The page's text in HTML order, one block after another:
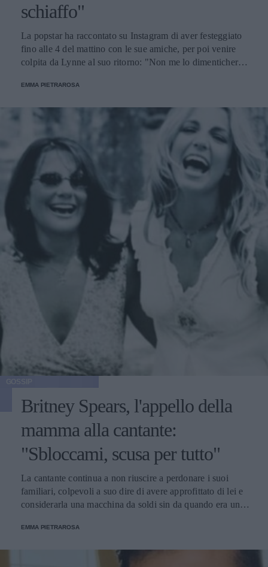
schiaffo"
La popstar ha raccontato su Instagram di aver festeggiato
fino alle 4 del mattino con le sue amiche, per poi venire
colpita da Lynne al suo ritorno: "Non me lo dimenticherò
EMMA PIETRAROSA
Britney Spears, l'appello della
mamma alla cantante:
"Sbloccami, scusa per tutto"
La cantante continua a non riuscire a perdonare i suoi
familiari, colpevoli a suo dire di avere approfittato di lei e
considerarla una macchina da soldi sin da quando era una
EMMA PIETRAROSA